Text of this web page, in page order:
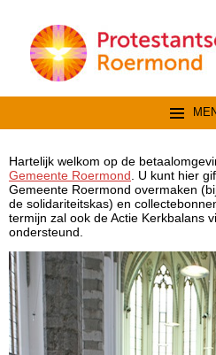
Hartelijk welkom op de
Gemeente Roermond . U kunt hier
Gemeente Roermond overmaken
de solidariteitskas) en
termijn zal ook de Actie Kerkbalans
ondersteund.